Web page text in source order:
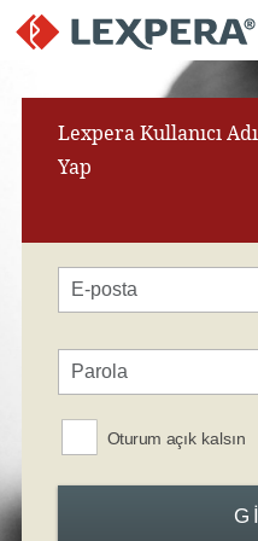
Lexpera Kullanıcı
Yap
Oturum açık kalsın